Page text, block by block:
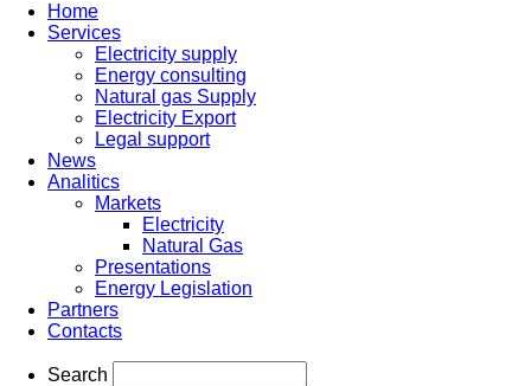
Home
Services
Electricity supply
Energy consulting
Natural gas Supply
Electricity Export
Legal support
News
Analitics
Markets
Electricity
Natural Gas
Presentations
Energy Legislation
Partners
Contacts
Search